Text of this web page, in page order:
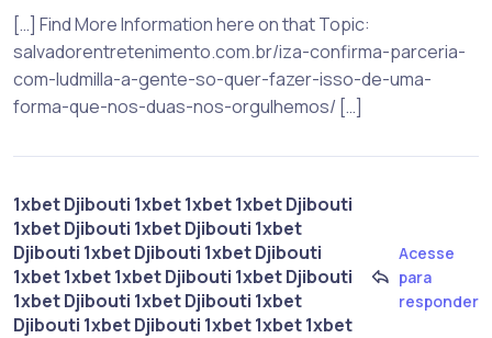
[…] Find More Information here on that Topic:
salvadorentretenimento.com.br/iza-confirma-parceria-
com-ludmilla-a-gente-so-quer-fazer-isso-de-uma-
forma-que-nos-duas-nos-orgulhemos/ […]
1xbet Djibouti 1xbet 1xbet 1xbet Djibouti
1xbet Djibouti 1xbet Djibouti 1xbet
Djibouti 1xbet Djibouti 1xbet Djibouti
1xbet 1xbet 1xbet Djibouti 1xbet Djibouti
1xbet Djibouti 1xbet Djibouti 1xbet
Djibouti 1xbet Djibouti 1xbet 1xbet 1xbet
Acesse
para
responder